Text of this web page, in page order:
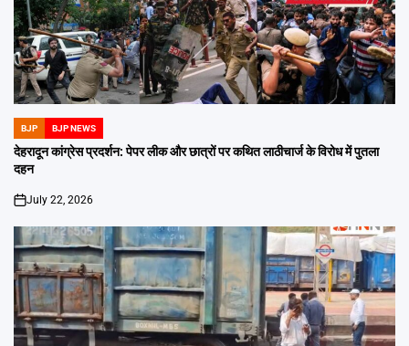
POSTED
IN
BJP BJP NEWS
देहरादून कांग्रेस प्रदर्शन: पेपर लीक और छात्रों पर कथित लाठीचार्ज के विरोध में पुतला
दहन
on
July 22, 2026